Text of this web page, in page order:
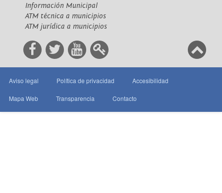
Información Municipal
ATM técnica a municipios
ATM jurídica a municipios
Aviso legal Política de privacidad Accesibilidad
Mapa Web Transparencia Contacto